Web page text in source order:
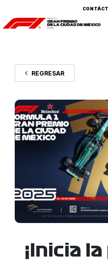
REGRESAR
¡Inicia